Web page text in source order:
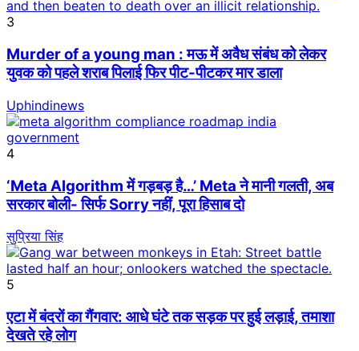
3
Murder of a young man : मऊ में अवैध संबंध को लेकर
युवक को पहले शराब पिलाई फिर पीट-पीटकर मार डाला
Uphindinews
4
‘Meta Algorithm में गड़बड़ है…’ Meta ने मानी गलती, अब
सरकार बोली- सिर्फ Sorry नहीं, पूरा हिसाब दो
सुप्रिया सिंह
5
एटा में बंदरों का गैंगवार: आधे घंटे तक सड़क पर हुई लड़ाई, तमाशा
देखते रहे लोग